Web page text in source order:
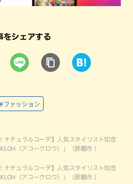
をシェアする
ファッション
ナチュラルコーデ】人気スタイリスト知念
（アコークロウ）」（那覇市 ）
ナチュラルコーデ】人気スタイリスト知念
（アコークロウ）」（那覇市 ）